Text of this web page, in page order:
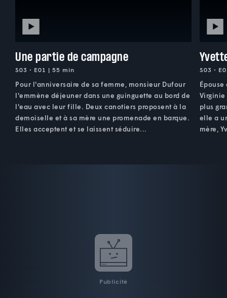
Une partie de campagne
S03 • E01 | 55 min
Pour l'anniversaire de sa femme, monsieur Dufour
l'emmène déjeuner dans une guinguette au bord de
l'eau avec leur fille. Deux canotiers proposent à la
demoiselle et à sa mère une promenade en barque.
Elles acceptent et se laissent séduire...
S03 •
Virginie
plus
elle a
mère,
Publicité